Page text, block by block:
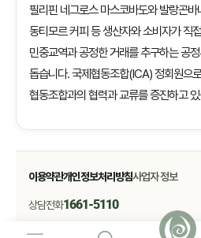
필리핀 네그로스 마스코바도와 발랑곤
동티모르 커피 등 생산자와 소비자가 직
민중교역과 공정한 거래를 추구하는 공
돕습니다. 국제협동조합(ICA) 정회원으
협동조합과의 협력과 교류를 증진하고
이용약관개인정보처리방침사업자 정보
상담전화1661-5110